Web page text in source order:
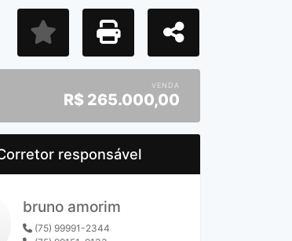
VENDA
R$ 265.000,00
responsável
bruno amorim
(75) 99991-2344